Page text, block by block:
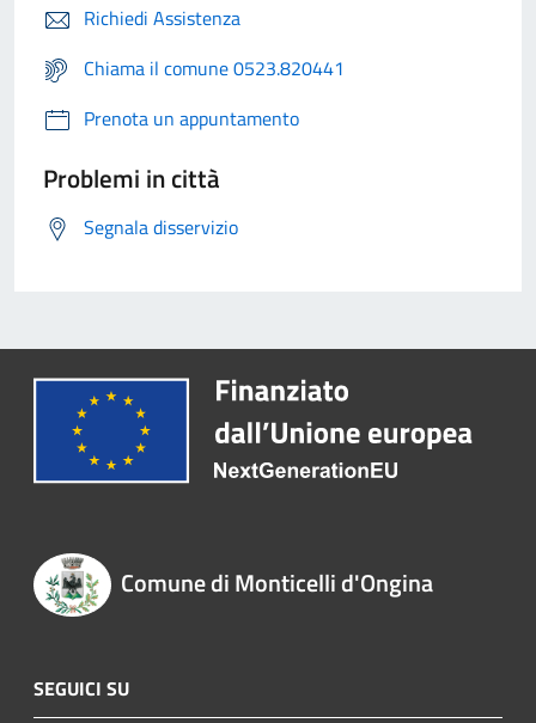
Richiedi Assistenza
Chiama il comune 0523.820441
Prenota un appuntamento
Problemi in città
Segnala disservizio
Comune di Monticelli d'Ongina
SEGUICI SU